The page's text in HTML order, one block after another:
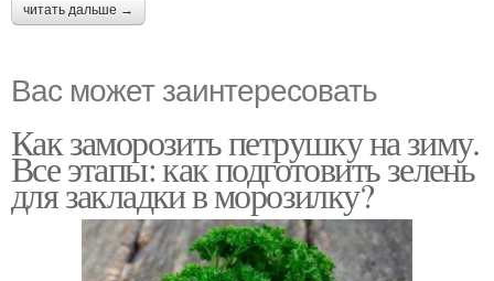
читать дальше →
Вас может заинтересовать
Как заморозить петрушку на зиму.
Все этапы: как подготовить зелень
для закладки в морозилку?